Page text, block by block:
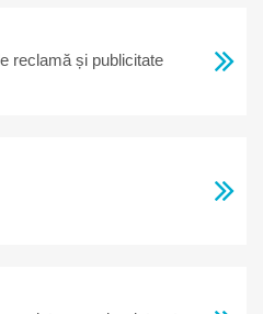
reclamă și publicitate